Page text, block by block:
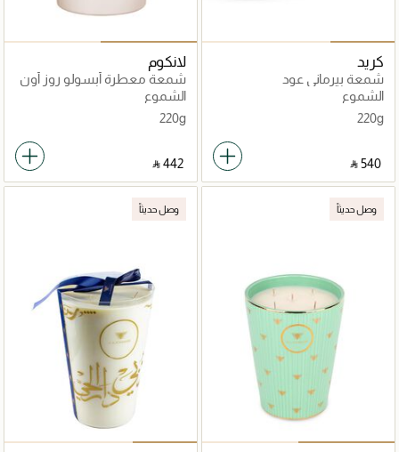
كريد
شمعة بيرماني عود
الشموع
220g
‎ ⃁ ⁦540⁩ ‎
لانكوم
شمعة معطرة أبسولو روز أون
ذا مون
الشموع
220g
‎ ⃁ ⁦442⁩ ‎
وصل حديثاً وصل حديثاً